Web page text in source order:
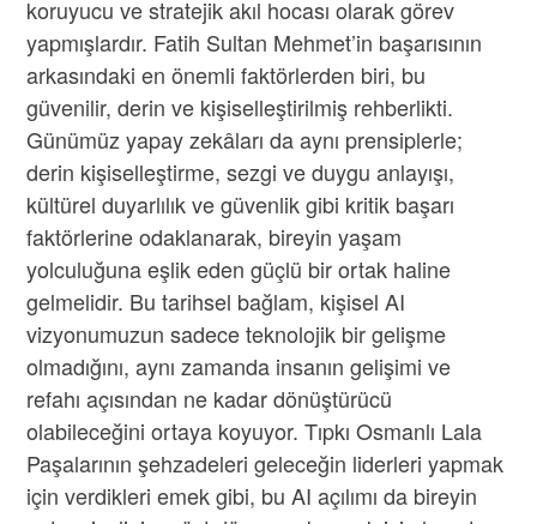
koruyucu ve stratejik akıl hocası olarak görev
yapmışlardır. Fatih Sultan Mehmet’in başarısının
arkasındaki en önemli faktörlerden biri, bu
güvenilir, derin ve kişiselleştirilmiş rehberlikti.
Günümüz yapay zekâları da aynı prensiplerle;
derin kişiselleştirme, sezgi ve duygu anlayışı,
kültürel duyarlılık ve güvenlik gibi kritik başarı
faktörlerine odaklanarak, bireyin yaşam
yolculuğuna eşlik eden güçlü bir ortak haline
gelmelidir. Bu tarihsel bağlam, kişisel AI
vizyonumuzun sadece teknolojik bir gelişme
olmadığını, aynı zamanda insanın gelişimi ve
refahı açısından ne kadar dönüştürücü
olabileceğini ortaya koyuyor. Tıpkı Osmanlı Lala
Paşalarının şehzadeleri geleceğin liderleri yapmak
için verdikleri emek gibi, bu AI açılımı da bireyin